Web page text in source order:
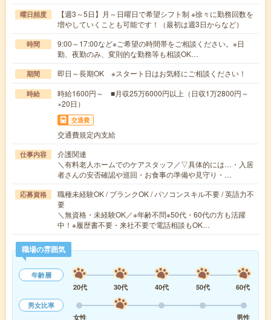
曜日頻度
【週3～5日】月～日曜日で希望シフト制 ※徐々に勤務回数を
増やしていくことも可能です！（最初は週3日からなど）
時間
9:00～17:00など※ご希望の時間帯をご相談ください。※日
勤、夜勤のみ、変則的な勤務等も相談OK…
期間 即日～長期OK ※スタート日はお気軽にご相談ください！
時給
時給1600円～ ■月収25万6000円以上（日収1万2800円～
×20日）
交通費
交通費規定内支給
仕事内容
介護関連
＼有料老人ホームでのケアスタッフ／▽具体的には…・入居
者さんの安否確認や巡回・お食事の準備や見守り・…
応募資格
職種未経験OK / ブランクOK / パソコンスキル不要 / 英語力不
要
＼無資格・未経験OK／※年齢不問※50代・60代の方も活躍
中！※履歴書不要・来社不要で電話相談もOK…
職場の雰囲気
年齢層
20代
30代 40代 50代
60代
男女比率
女性
男性